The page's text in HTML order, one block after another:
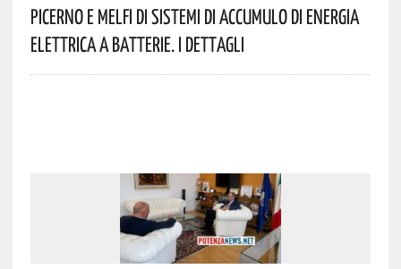
Picerno E Melfi Di Sistemi Di Accumulo Di Energia
Elettrica A Batterie. I Dettagli